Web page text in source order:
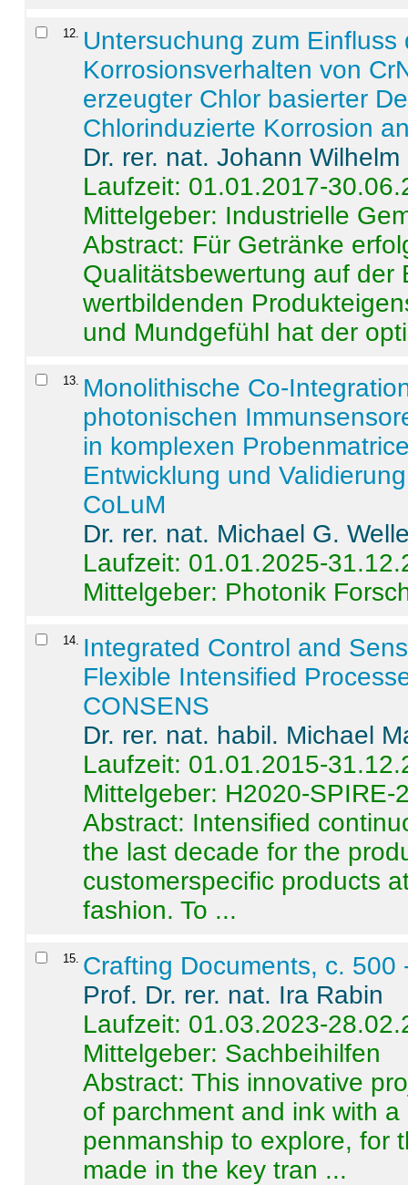
12
Untersuchung zum
Korrosionsverhalten von
erzeugter Chlor basierter
Chlorinduzierte Korrosion
Dr. rer. nat. Johann
Laufzeit: 01.01.2017-
Mittelgeber: Industrielle
Abstract: Für Getränke
Qualitätsbewertung auf der
wertbildenden
und Mundgefühl hat der
13
Monolithische Co-
photonischen
in komplexen
Entwicklung und
CoLuM
Dr. rer. nat. Michael G.
Laufzeit: 01.01.2025-
Mittelgeber: Photonik
14
Integrated Control and
Flexible Intensified
CONSENS
Dr. rer. nat. habil. Michael
Laufzeit: 01.01.2015-
Mittelgeber: H2020-SPIRE-
Abstract: Intensified
the last decade for the
customerspecific products
fashion. To ...
15 Crafting Documents, c. 500
Prof. Dr. rer. nat. Ira Rabin
Laufzeit: 01.03.2023-
Mittelgeber: Sachbeihilfen
Abstract:This innovative
of parchment and ink with
penmanship to explore, for
made in the key tran ...